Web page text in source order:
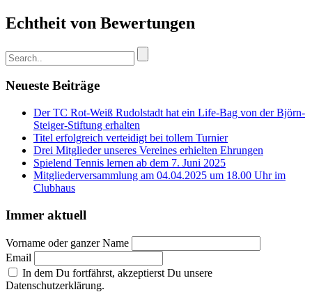
Echtheit von Bewertungen
Neueste Beiträge
Der TC Rot-Weiß Rudolstadt hat ein Life-Bag von der Björn-
Steiger-Stiftung erhalten
Titel erfolgreich verteidigt bei tollem Turnier
Drei Mitglieder unseres Vereines erhielten Ehrungen
Spielend Tennis lernen ab dem 7. Juni 2025
Mitgliederversammlung am 04.04.2025 um 18.00 Uhr im
Clubhaus
Immer aktuell
Vorname oder ganzer Name
Email
In dem Du fortfährst, akzeptierst Du unsere
Datenschutzerklärung.